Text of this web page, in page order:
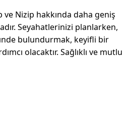
ve Nizip hakkında daha geniş
Seyahatlerinizi planlarken,
bulundurmak, keyifli bir
olacaktır. Sağlıklı ve mutlu